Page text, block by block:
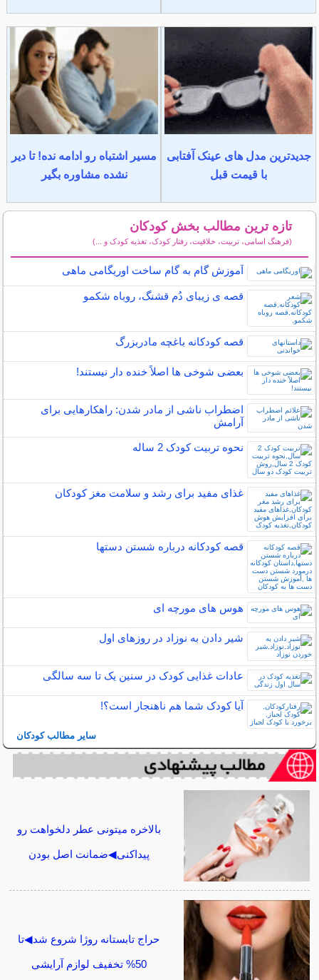
جدیدترین مدل های عینک آفتابی
با قیمت قبل
مسیر اشتباه رو ادامه نده! تا دیر
نشده مشاوره بگیر
تازه ترین مطالب بخش کودکان
(فرهنگ اسامی، تربیت، خلاقیت، رفتار کودک، تغذیه کودک و ...)
آموزش گام به گام ساخت اوریگامی ماهی
قصه ی زیبای دُم قشنگ، روباه شکمو
قصه کودکانه باغچه مادربزرگ
بعضی شوخی ها اصلاً خنده دار نیستند!
اضطراب ناشی از مادر شدن: راهکارهایی برای
آرامش
نحوه تربیت کودک 2 ساله
غذای مفید برای رشد و سلامت مغز کودکان
قصه کودکانه درباره شستن دستها
هوس های مورچه ای
شیر دادن به نوزاد در روزهای اول
عادات غذایی کودک در سنین یک تا سه سالگی
آیا کودک شما هم ناهنجار است؟!
سایر مطالب کودکان
بالاخره میتونی عطر دلخواهت رو
پیداکنی◀ضمانت اصل بودن
حراج تابستانه روژا شروع شد◀تا
50% تخفیف لوازم آرایشی